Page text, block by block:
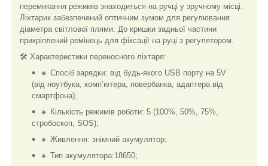
перемикання режимів знаходиться на ручці у зручному місці.
Ліхтарик забезпечений оптичним зумом для регулювання
діаметра світлової плями. До кришки задньої частини
прикріплений ремінець для фіксації на руці з регулятором.
🛠️ Характеристики переносного ліхтаря:
🔸 Спосіб зарядки: від будь-якого USB порту на 5V
(від ноутбука, комп’ютера, повербанка, адаптера від
смартфона);
🔸 Кількість режимів роботи: 5 (100%, 50%, 75%,
стробоскоп, SOS);
🔸 Живлення: знімний акумулятор;
🔸 Тип акумулятора:18650;